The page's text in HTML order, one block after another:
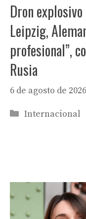
Dron
Leipzig,
profesional”,
Rusia
6 de agosto de 2026
Categorías
Internacional